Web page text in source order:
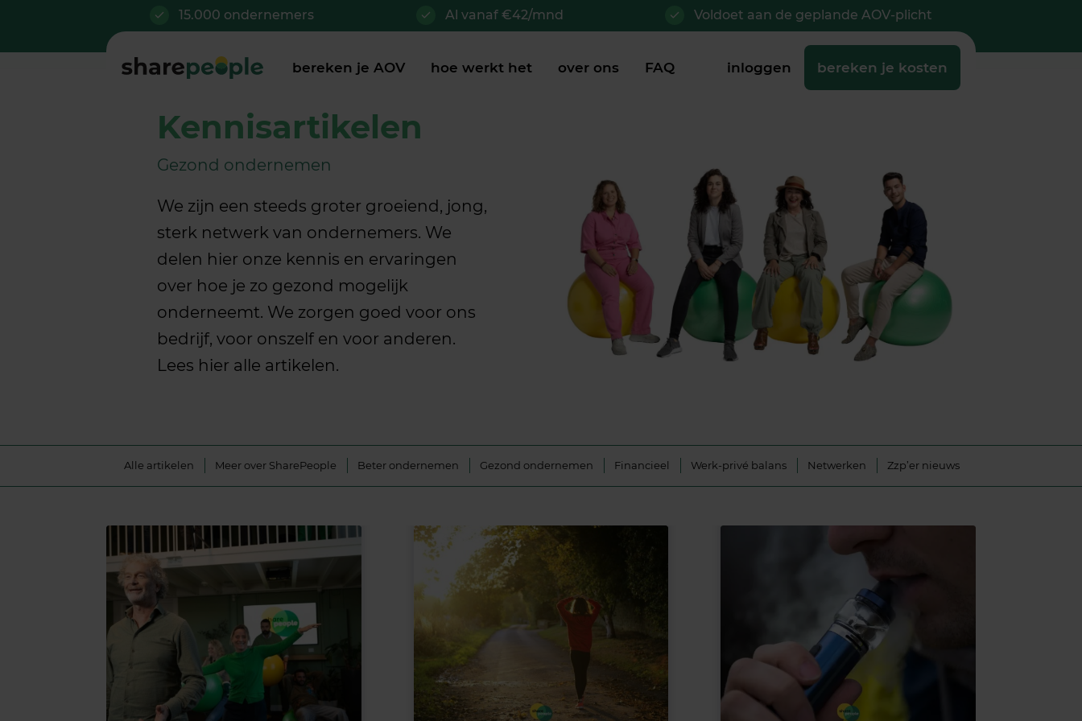
15.000 ondernemers Al vanaf €42/mnd Voldoet aan de geplande AOV-plicht
bereken je AOV hoe werkt het over ons FAQ inloggen bereken je kosten
Kennisartikelen
Gezond ondernemen
We zijn een steeds groter groeiend, jong,
sterk netwerk van ondernemers. We
delen hier onze kennis en ervaringen
over hoe je zo gezond mogelijk
onderneemt. We zorgen goed voor ons
bedrijf, voor onszelf en voor anderen.
Lees hier alle artikelen.
Alle artikelen Meer over SharePeople Beter ondernemen Gezond ondernemen Financieel Werk-privé balans Netwerken Zzp’er nieuws